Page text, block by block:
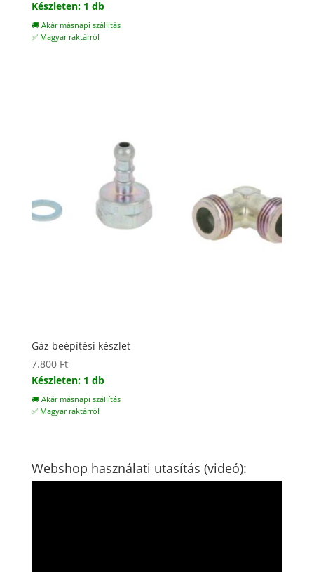
Készleten: 1 db
🚚 Akár másnapi szállítás
✅ Magyar raktárról
Gáz beépítési készlet
7.800 Ft
Készleten: 1 db
🚚 Akár másnapi szállítás
✅ Magyar raktárról
Webshop használati utasítás (videó):